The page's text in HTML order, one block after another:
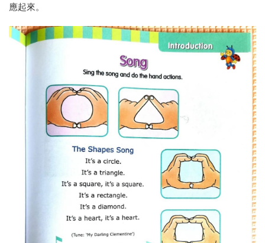
應起來。